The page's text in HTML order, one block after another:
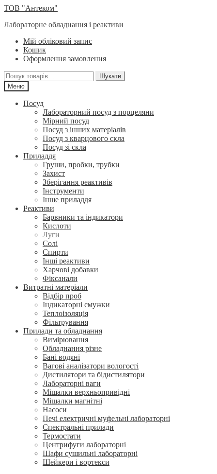
Перейти
навігації
Перейти
вмісту
ТОВ "Антеком"
Лабораторне обладнання і реактиви
Мій обліковий запис
Кошик
Оформлення замовлення
Шукати:
Шукати
Меню
Посуд
Лабораторний посуд з порцеляни
Мірний посуд
Посуд з інших матеріалів
Посуд з кварцового скла
Посуд зі скла
Приладдя
Груши, пробки, трубки
Захист
Зберігання реактивів
Інструменти
Інше приладдя
Реактиви
Барвники та індикатори
Кислоти
Луги
Солі
Спирти
Інші реактиви
Харчові добавки
Фіксанали
Витратні матеріали
Відбір проб
Індикаторні смужки
Теплоізоляція
Фільтрування
Прилади та обладнання
Вимірювання
Обладнання різне
Бані водяні
Вагові аналізатори вологості
Дистилятори та бідистилятори
Лабораторні ваги
Мішалки верхньопривідні
Мішалки магнітні
Насоси
Печі електричні муфельні лабораторні
Спектральні прилади
Термостати
Центрифуги лабораторні
Шафи сушильні лабораторні
Шейкери і вортекси